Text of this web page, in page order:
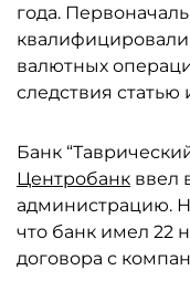
года.
квалифицировали
валютных
следствия
Банк
Центробанк ввел
администрацию.
что банк имел 22
договора с